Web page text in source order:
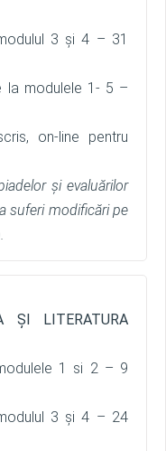
3 și 4 – 31
la modulele 1- 5 –
on-line pentru
și evaluărilor
suferi modificări pe
ȘI LITERATURA
1 si 2 – 9
3 și 4 – 24